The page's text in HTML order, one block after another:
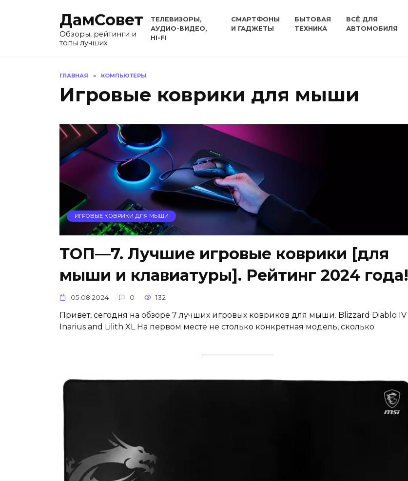
ДамСовет
Обзоры, рейтинги и
топы лучших
ТЕЛЕВИЗОРЫ,
АУДИО-ВИДЕО,
HI-FI
СМАРТФОНЫ
И ГАДЖЕТЫ
БЫТОВАЯ
ТЕХНИКА
ВСЁ ДЛЯ
АВТОМОБИЛЯ
ГЛАВНАЯ » КОМПЬЮТЕРЫ
Игровые коврики для мыши
ИГРОВЫЕ КОВРИКИ ДЛЯ МЫШИ
ТОП—7. Лучшие игровые коврики [для
мыши и клавиатуры]. Рейтинг 2024 года!
05.08.2024 0 132
Привет, сегодня на обзоре 7 лучших игровых ковриков для мыши. Blizzard Diablo IV
Inarius and Lilith XL На первом месте не столько конкретная модель, сколько